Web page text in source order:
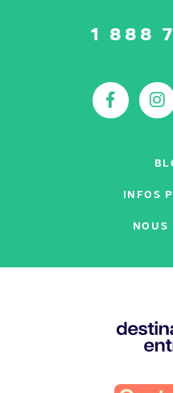
1 888
INFOS
NOUS